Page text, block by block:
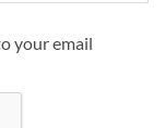
your email